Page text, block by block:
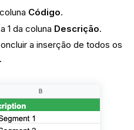
Código.
1 da coluna Descrição.
a inserção de todos os